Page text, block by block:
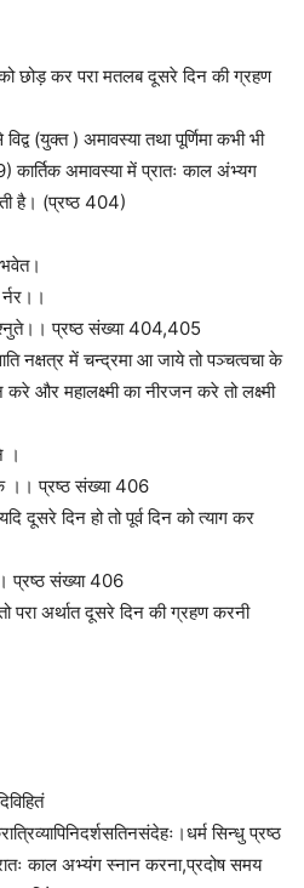
को छोड़ कर परा मतलब दूसरे दिन की ग्रहण
(युक्त ) अमावस्या तथा पूर्णिमा कभी भी
कार्तिक अमावस्या में प्रातः काल अंभ्यग
है। (प्रष्ठ 404)
भवेत।
मश्नुते।। प्रष्ठ संख्या 404,405
नक्षत्र में चन्द्रमा आ जाये तो पञ्चत्वचा के
और महालक्ष्मी का नीरजन करे तो लक्ष्मी
।
।। प्रष्ठ संख्या 406
दूसरे दिन हो तो पूर्व दिन को त्याग कर
प्रष्ठ संख्या 406
परा अर्थात दूसरे दिन की ग्रहण करनी
सिन्धु प्रष्ठ
काल अभ्यंग स्नान करना,प्रदोष समय